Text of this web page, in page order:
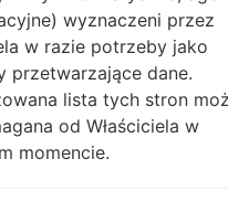
& Recovery"
& Radio"
"Country & Region &
"Country &
pliki w Odin 3.
wyznaczeni przez
w razie potrzeby jako
przetwarzające dane.
lista tych stron
od Właściciela w
momencie.